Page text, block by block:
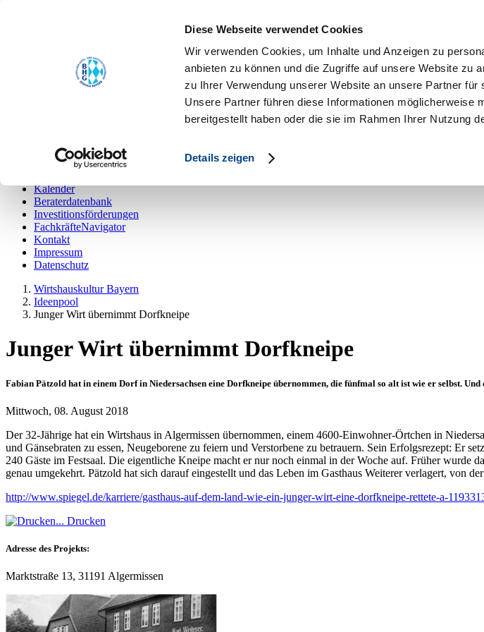
Diese Webseite verwendet Cookies
Wir verwenden Cookies, um Inhalte und Anzeigen zu
anbieten zu können und die Zugriffe auf unsere Website zu
zu Ihrer Verwendung unserer Website an unsere Partner
Unsere Partner führen diese Informationen möglicherweise
bereitgestellt haben oder die sie im Rahmen Ihrer Nutzung
Details zeigen
Beraterdatenbank
Investitionsförderungen
Ideenpool
Kalender
Beraterdatenbank
Investitionsförderungen
FachkräfteNavigator
Kontakt
Impressum
Datenschutz
Wirtshauskultur Bayern
Ideenpool
Junger Wirt übernimmt Dorfkneipe
Junger Wirt übernimmt Dorfkneipe
Fabian Pätzold hat in einem Dorf in Niedersachsen eine Dorfkneipe übernommen, die fünfmal so alt ist wie er selbst.
Mittwoch, 08. August 2018
Der 32-Jährige hat ein Wirtshaus in Algermissen übernommen, einem 4600-Einwohner-Örtchen in
und Gänsebraten zu essen, Neugeborene zu feiern und Verstorbene zu betrauern. Sein Erfolgsrezept: Er
240 Gäste im Festsaal. Die eigentliche Kneipe macht er nur noch einmal in der Woche auf. Früher wurde
genau umgekehrt. Pätzold hat sich darauf eingestellt und das Leben im Gasthaus Weiterer verlagert, von
http://www.spiegel.de/karriere/gasthaus-auf-dem-land-wie-ein-junger-wirt-eine-dorfkneipe-rettete-a-
Drucken
Adresse des Projekts:
Marktstraße 13, 31191 Algermissen